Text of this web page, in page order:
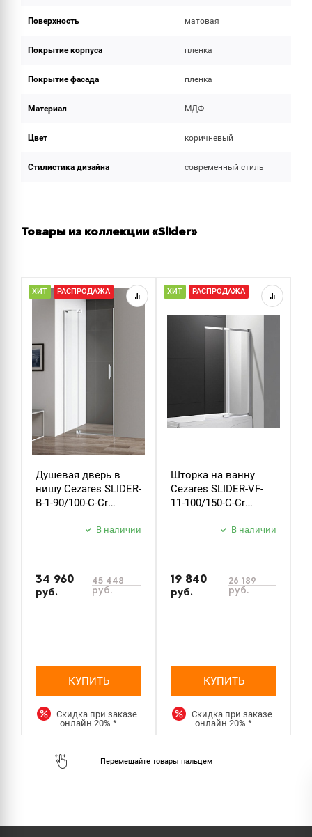
Поверхность матовая
Покрытие корпуса пленка
Покрытие фасада пленка
Материал МДФ
Цвет коричневый
Стилистика дизайна современный стиль
Товары из коллекции «Slider»
ХИТ РАСПРОДАЖА
Душевая дверь в
нишу Cezares SLIDER-
B-1-90/100-C-Cr
В наличии
34 960
руб.
45 448
руб.
КУПИТЬ
Скидка при заказе
онлайн20%*
ХИТ РАСПРОДАЖА
Шторка на ванну
Cezares SLIDER-VF-
11-100/150-C-Cr
В наличии
19 840
руб.
26 189
руб.
КУПИТЬ
Скидка при заказе
онлайн20%*